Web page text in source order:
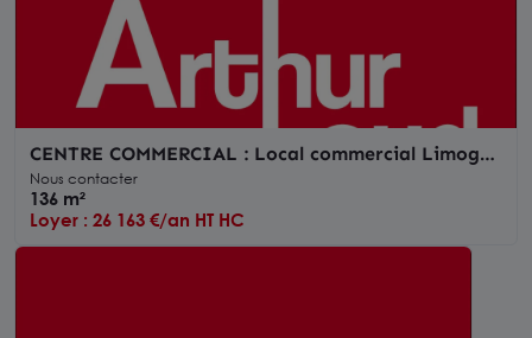
CENTRE COMMERCIAL : Local commercial Limoges
136 m2
Nous contacter
136 m²
Loyer : 26 163 €/an HT HC